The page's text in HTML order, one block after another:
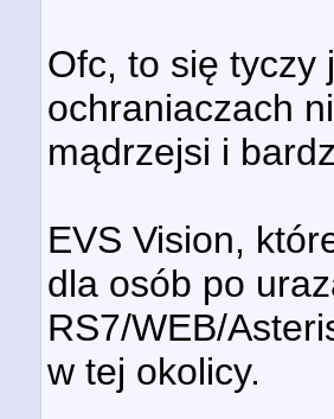
Ofc, to się tyczy
ochraniaczach
mądrzejsi i
EVS Vision,
dla osób po
RS7/WEB/
w tej okolicy.